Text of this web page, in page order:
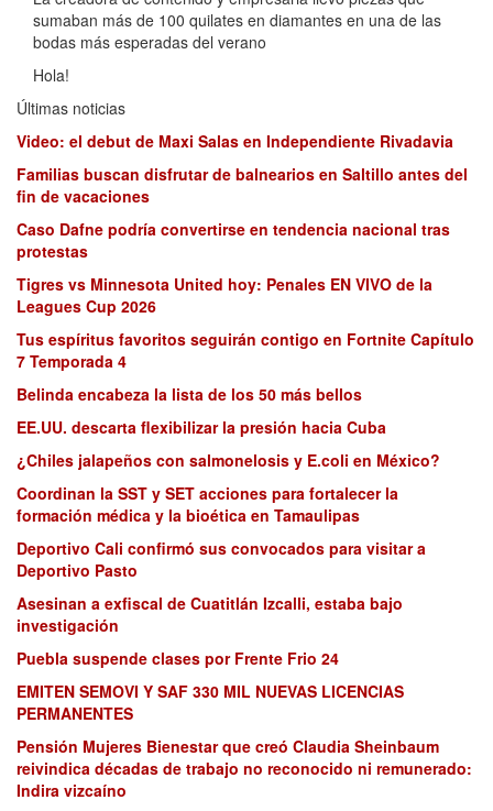
sumaban más de 100 quilates en diamantes en una de las
bodas más esperadas del verano
Hola!
Últimas noticias
Video: el debut de Maxi Salas en Independiente Rivadavia
Familias buscan disfrutar de balnearios en Saltillo antes del
fin de vacaciones
Caso Dafne podría convertirse en tendencia nacional tras
protestas
Tigres vs Minnesota United hoy: Penales EN VIVO de la
Leagues Cup 2026
Tus espíritus favoritos seguirán contigo en Fortnite Capítulo
7 Temporada 4
Belinda encabeza la lista de los 50 más bellos
EE.UU. descarta flexibilizar la presión hacia Cuba
¿Chiles jalapeños con salmonelosis y E.coli en México?
Coordinan la SST y SET acciones para fortalecer la
formación médica y la bioética en Tamaulipas
Deportivo Cali confirmó sus convocados para visitar a
Deportivo Pasto
Asesinan a exfiscal de Cuatitlán Izcalli, estaba bajo
investigación
Puebla suspende clases por Frente Frio 24
EMITEN SEMOVI Y SAF 330 MIL NUEVAS LICENCIAS
PERMANENTES
Pensión Mujeres Bienestar que creó Claudia Sheinbaum
reivindica décadas de trabajo no reconocido ni remunerado:
Indira vizcaíno